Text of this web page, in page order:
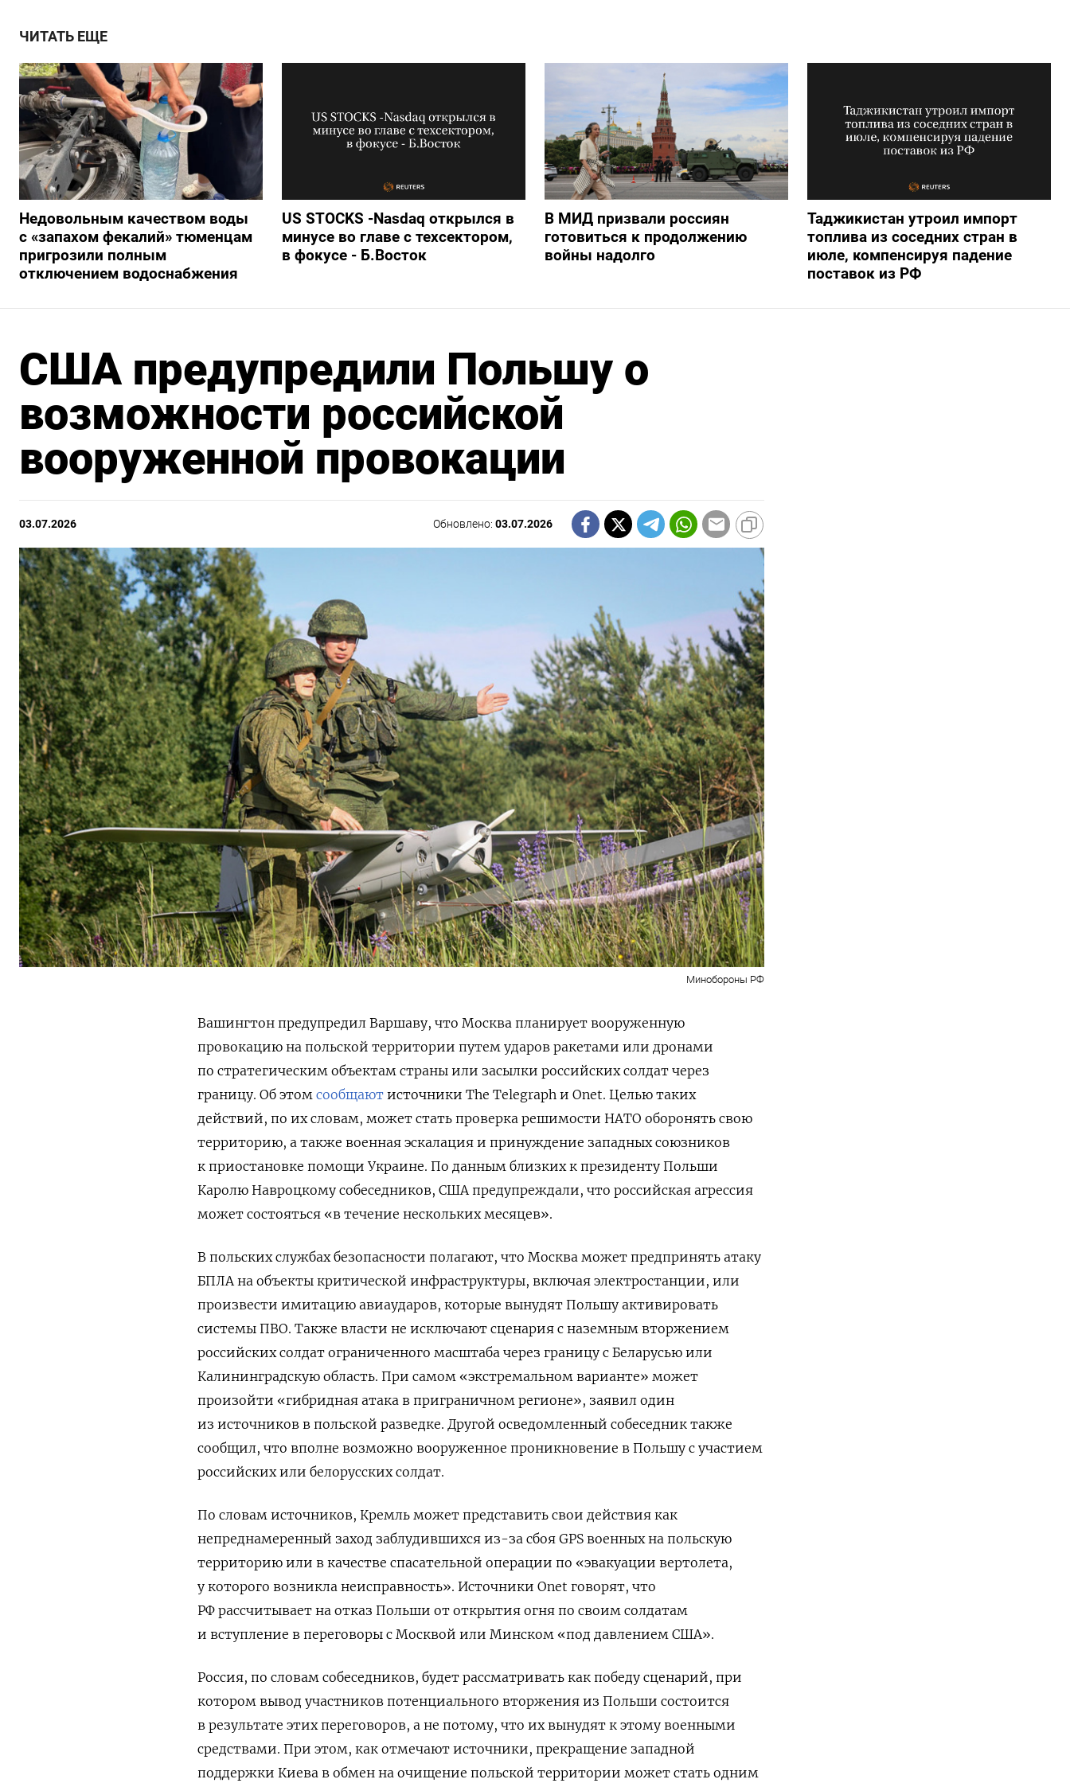
ЧИТАТЬ ЕЩЕ
Недовольным качеством воды
с «запахом фекалий» тюменцам
пригрозили полным
отключением водоснабжения
US STOCKS -Nasdaq открылся в
минусе во главе с техсектором,
в фокусе - Б.Восток
В МИД призвали россиян
готовиться к продолжению
войны надолго
Таджикистан утроил импорт
топлива из соседних стран в
июле, компенсируя падение
поставок из РФ
США предупредили Польшу о
возможности российской
вооруженной провокации
03.07.2026 Обновлено:03.07.2026
Минобороны РФ
Вашингтон предупредил Варшаву, что Москва планирует вооруженную
провокацию на польской территории путем ударов ракетами или дронами
по стратегическим объектам страны или засылки российских солдат через
границу. Об этом сообщают источники The Telegraph и Onet. Целью таких
действий, по их словам, может стать проверка решимости НАТО оборонять свою
территорию, а также военная эскалация и принуждение западных союзников
к приостановке помощи Украине. По данным близких к президенту Польши ​
Каролю Навроцкому собеседников, США предупреждали, что российская агрессия
может состояться «в течение нескольких месяцев».
В польских службах безопасности полагают, что Москва может предпринять атаку
БПЛА на объекты критической инфраструктуры, включая электростанции, или
произвести имитацию авиаударов, которые вынудят Польшу активировать
системы ПВО. Также власти не исключают сценария с наземным вторжением
российских солдат ограниченного масштаба через границу с Беларусью или
Калининградскую область. При самом «экстремальном варианте» может
произойти «гибридная атака в приграничном регионе», заявил один
из источников в польской разведке. Другой осведомленный собеседник также
сообщил, что вполне возможно вооруженное проникновение в Польшу с участием
российских или белорусских солдат.
По словам источников, Кремль может представить свои действия как
непреднамеренный заход заблудившихся из-за сбоя GPS военных на польскую
территорию или в качестве спасательной операции по «эвакуации вертолета,
у которого возникла неисправность». Источники Onet говорят, что
РФ рассчитывает на отказ Польши от открытия огня по своим солдатам
и вступление в переговоры с Москвой или Минском «под давлением США».
Россия, по словам собеседников, будет рассматривать как победу сценарий, при
котором вывод участников потенциального вторжения из Польши состоится
в результате этих переговоров, а не потому, что их вынудят к этому военными
средствами. При этом, как отмечают источники, прекращение западной
поддержки Киева в обмен на очищение польской территории может стать одним